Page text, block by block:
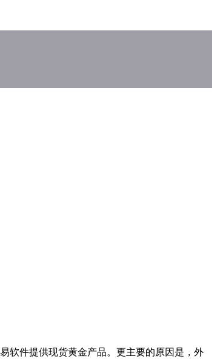
软件提供现货黄金产品。更主要的原因是，外